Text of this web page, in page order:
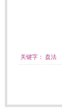
关键字： 盘法